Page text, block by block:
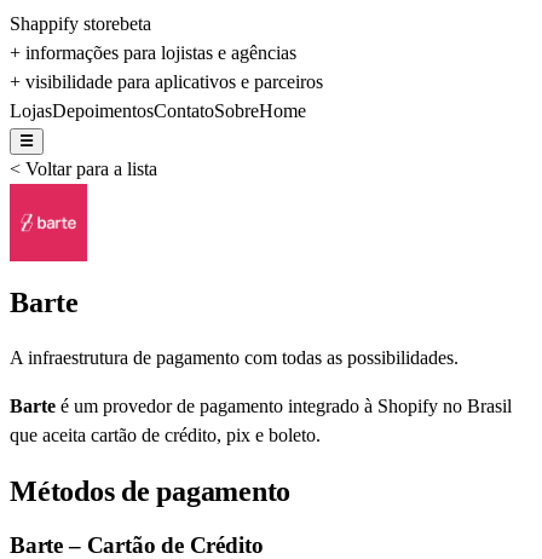
Shappify storebeta
+ informações para lojistas e agências
+ visibilidade para aplicativos e parceiros
LojasDepoimentosContatoSobreHome
☰
< Voltar para a lista
Barte
A infraestrutura de pagamento com todas as possibilidades.
Barte é um provedor de pagamento integrado à Shopify no Brasil
que aceita cartão de crédito, pix e boleto.
Métodos de pagamento
Barte – Cartão de Crédito